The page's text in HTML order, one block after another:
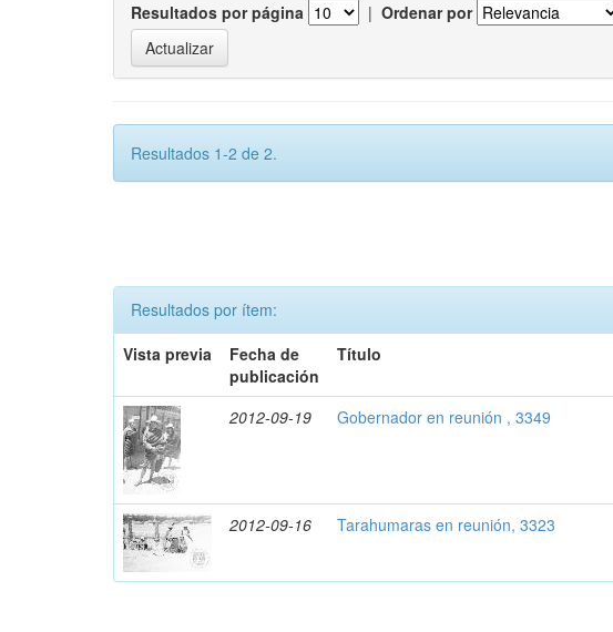
Resultados por página | Ordenar por
Resultados 1-2 de 2.
Resultados por ítem:
Vista previa
Fecha de
publicación
Título
2012-09-19 Gobernador en reunión , 3349
2012-09-16 Tarahumaras en reunión, 3323